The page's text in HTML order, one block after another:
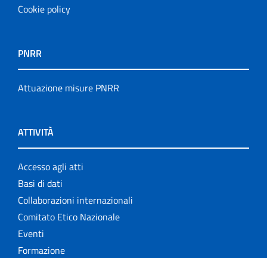
Cookie policy
PNRR
Attuazione misure PNRR
ATTIVITÀ
Accesso agli atti
Basi di dati
Collaborazioni internazionali
Comitato Etico Nazionale
Eventi
Formazione